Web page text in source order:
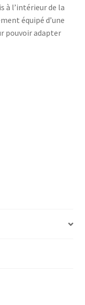
à l’intérieur de la
équipé d’une
pouvoir adapter